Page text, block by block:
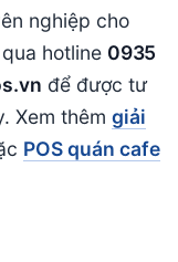
nghiệp cho
hotline 0935
để được tư
Xem thêm giải
POS quán cafe